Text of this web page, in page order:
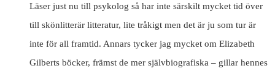
Läser just nu till psykolog så har inte särskilt mycket tid över
till skönlitterär litteratur, lite tråkigt men det är ju som tur är
inte för all framtid. Annars tycker jag mycket om Elizabeth
Gilberts böcker, främst de mer självbiografiska – gillar hennes